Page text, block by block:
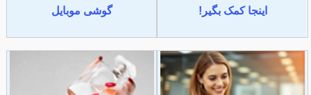
اینجا کمک بگیر!
گوشی موبایل